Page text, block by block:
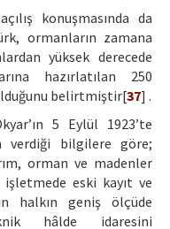
konuşmasında da
ormanların zamana
yüksek derecede
hazırlatılan 250
belirtmiştir[37] .
5 Eylül 1923’te
verdiği bilgilere göre;
orman ve madenler
işletmede eski kayıt ve
halkın geniş ölçüde
hâlde idaresini